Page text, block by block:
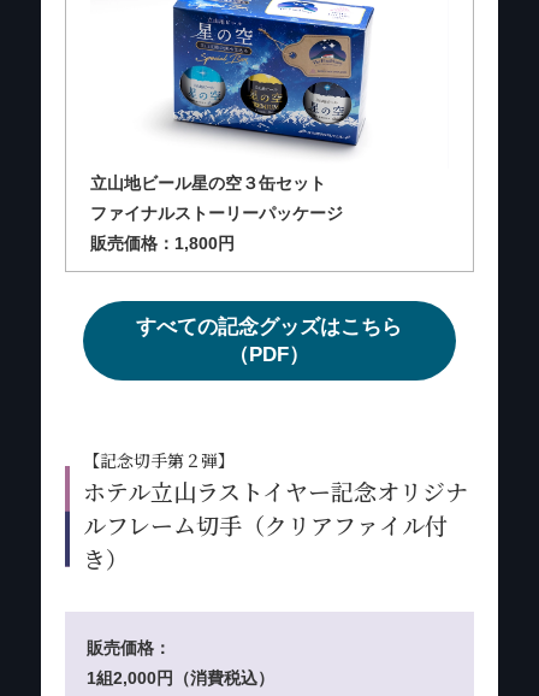
立山地ビール星の空３缶セット
ファイナルストーリーパッケージ
販売価格：1,800円
すべての記念グッズはこちら
（PDF）
【記念切手第２弾】
ホテル立山ラストイヤー記念オリジナ
ルフレーム切手（クリアファイル付
き）
販売価格：
1組2,000円（消費税込）